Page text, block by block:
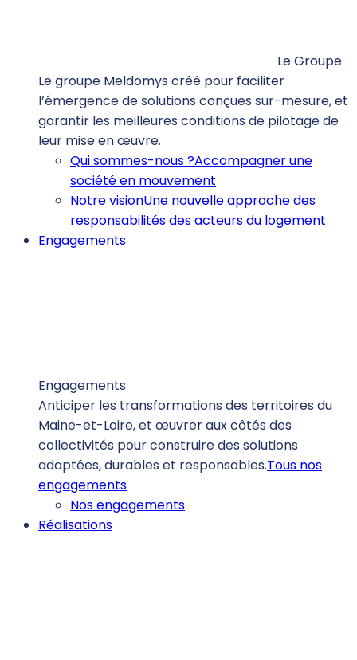
Le Groupe
Le groupe Meldomys créé pour faciliter
l’émergence de solutions conçues sur-mesure, et
garantir les meilleures conditions de pilotage de
leur mise en œuvre.
Qui sommes-nous ?Accompagner une
société en mouvement
Notre visionUne nouvelle approche des
responsabilités des acteurs du logement
Engagements
Engagements
Anticiper les transformations des territoires du
Maine-et-Loire, et œuvrer aux côtés des
collectivités pour construire des solutions
adaptées, durables et responsables.Tous nos
engagements
Nos engagements
Réalisations